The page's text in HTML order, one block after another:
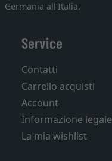
Germania all'Italia.
Service
Contatti
Carrello acquisti
Account
Informazione legale
La mia wishlist